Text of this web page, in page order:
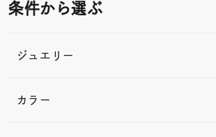
条件から選ぶ
ジュエリー
カラー